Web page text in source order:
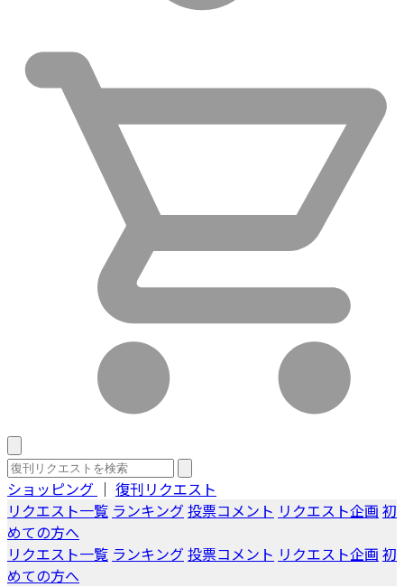
ショッピング ｜ 復刊リクエスト
リクエスト一覧 ランキング投票コメント リクエスト企画 初
めての方へ
リクエスト一覧 ランキング投票コメント リクエスト企画 初
めての方へ